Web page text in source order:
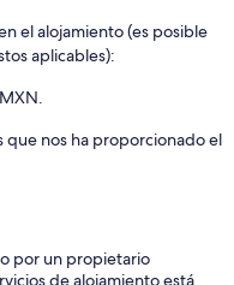
el alojamiento (es posible
aplicables):
que nos ha proporcionado el
por un propietario
de alojamiento está